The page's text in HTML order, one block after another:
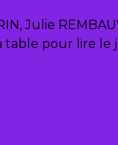
Julie
table pour lire